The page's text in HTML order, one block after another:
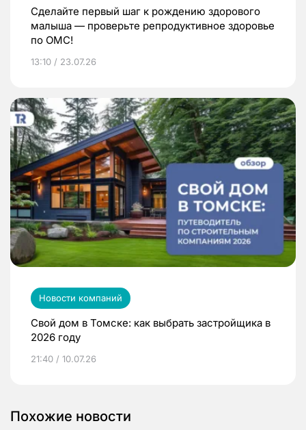
Сделайте первый шаг к рождению здорового
малыша — проверьте репродуктивное здоровье
по ОМС!
13:10 / 23.07.26
Новости компаний
Свой дом в Томске: как выбрать застройщика в
2026 году
21:40 / 10.07.26
Похожие новости